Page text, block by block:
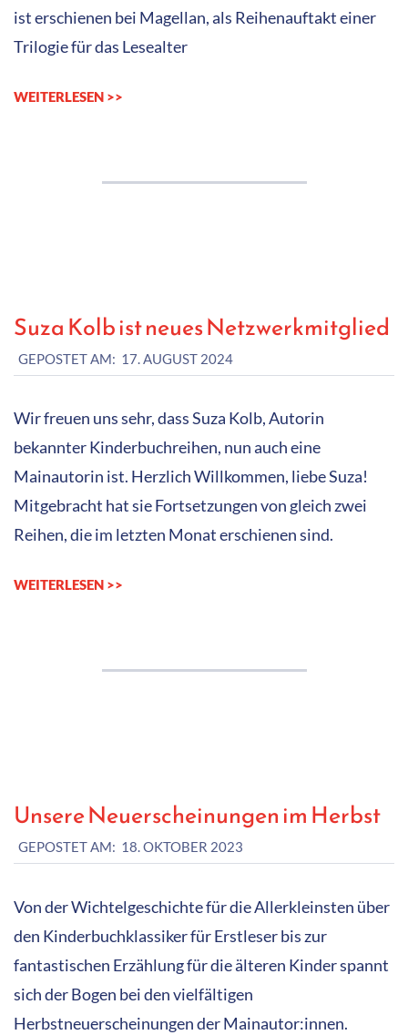
ist erschienen bei Magellan, als Reihenauftakt einer
Trilogie für das Lesealter
WEITERLESEN >>
Suza Kolb ist neues Netzwerkmitglied
2024-
17
GEPOSTET AM: 17. AUGUST 2024
Wir freuen uns sehr, dass Suza Kolb, Autorin
bekannter Kinderbuchreihen, nun auch eine
Mainautorin ist. Herzlich Willkommen, liebe Suza!
Mitgebracht hat sie Fortsetzungen von gleich zwei
Reihen, die im letzten Monat erschienen sind.
WEITERLESEN >>
Unsere Neuerscheinungen im Herbst
2023-
18
GEPOSTET AM: 18. OKTOBER 2023
Von der Wichtelgeschichte für die Allerkleinsten über
den Kinderbuchklassiker für Erstleser bis zur
fantastischen Erzählung für die älteren Kinder spannt
sich der Bogen bei den vielfältigen
Herbstneuerscheinungen der Mainautor:innen.